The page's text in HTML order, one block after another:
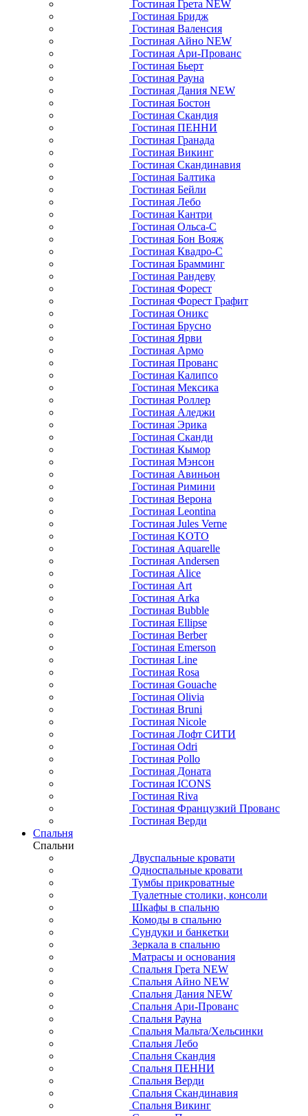
Гостиная Грета NEW
Гостиная Бридж
Гостиная Валенсия
Гостиная Айно NEW
Гостиная Ари-Прованс
Гостиная Бьерт
Гостиная Рауна
Гостиная Дания NEW
Гостиная Бостон
Гостиная Скандия
Гостиная ПЕННИ
Гостиная Гранада
Гостиная Викинг
Гостиная Скандинавия
Гостиная Балтика
Гостиная Бейли
Гостиная Лебо
Гостиная Кантри
Гостиная Ольса-С
Гостиная Бон Вояж
Гостиная Квадро-С
Гостиная Брамминг
Гостиная Рандеву
Гостиная Форест
Гостиная Форест Графит
Гостиная Оникс
Гостиная Брусно
Гостиная Ярви
Гостиная Армо
Гостиная Прованс
Гостиная Калипсо
Гостиная Мексика
Гостиная Роллер
Гостиная Аледжи
Гостиная Эрика
Гостиная Сканди
Гостиная Кымор
Гостиная Мэнсон
Гостиная Авиньон
Гостиная Римини
Гостиная Верона
Гостиная Leontina
Гостиная Jules Verne
Гостиная KOTO
Гостиная Aquarelle
Гостиная Andersen
Гостиная Alice
Гостиная Art
Гостиная Arka
Гостиная Bubble
Гостиная Ellipse
Гостиная Berber
Гостиная Emerson
Гостиная Line
Гостиная Rosa
Гостиная Gouache
Гостиная Olivia
Гостиная Bruni
Гостиная Nicole
Гостиная Лофт СИТИ
Гостиная Odri
Гостиная Pollo
Гостиная Доната
Гостиная ICONS
Гостиная Riva
Гостиная Французкий Прованс
Гостиная Верди
Спальня
Спальни
Двуспальные кровати
Односпальные кровати
Тумбы прикроватные
Туалетные столики, консоли
Шкафы в спальню
Комоды в спальню
Сундуки и банкетки
Зеркала в спальню
Матрасы и основания
Спальня Грета NEW
Спальня Айно NEW
Спальня Дания NEW
Спальня Ари-Прованс
Спальня Рауна
Спальня Мальта/Хельсинки
Спальня Лебо
Спальня Скандия
Спальня ПЕННИ
Спальня Верди
Спальня Скандинавия
Спальня Викинг